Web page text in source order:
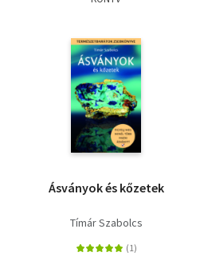
Ásványok és kőzetek
Tímár Szabolcs